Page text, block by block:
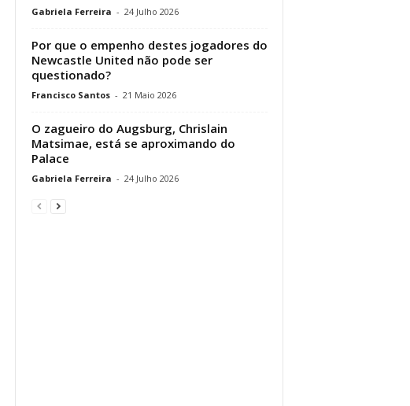
Gabriela Ferreira - 24 Julho 2026
Por que o empenho destes jogadores do
Newcastle United não pode ser
questionado?
Francisco Santos - 21 Maio 2026
O zagueiro do Augsburg, Chrislain
Matsimae, está se aproximando do
Palace
Gabriela Ferreira - 24 Julho 2026